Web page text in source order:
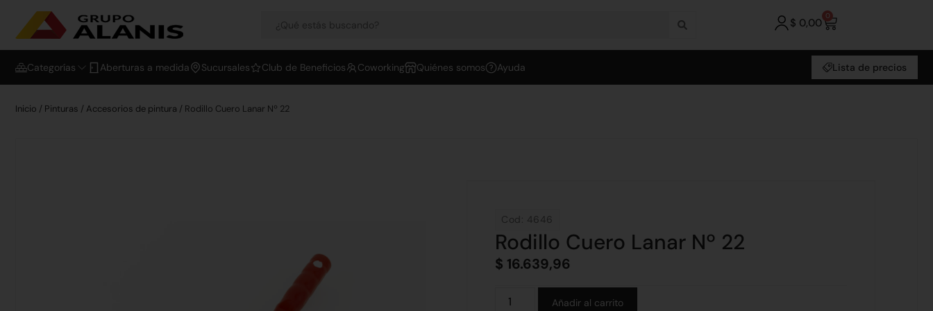
$ 0,00 0
Categorías Aberturas a medida Sucursales Club de Beneficios Coworking Quiénes somos Ayuda Lista de precios
Inicio / Pinturas / Accesorios de pintura / Rodillo Cuero Lanar Nº 22
Cod: 4646
Rodillo Cuero Lanar Nº 22
$ 16.639,96
Añadir al carrito